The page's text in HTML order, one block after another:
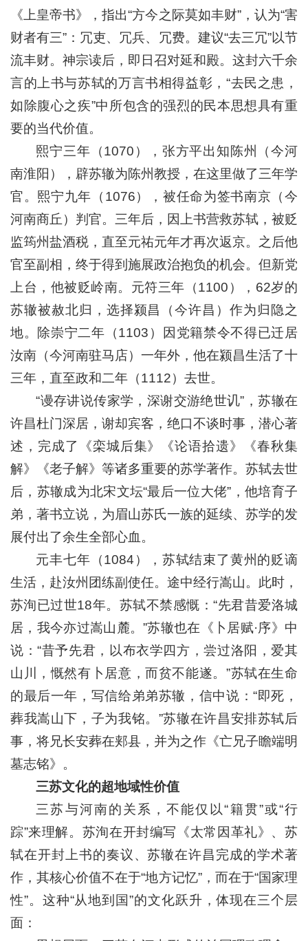
《上皇帝书》，指出“方今之际莫如丰财”，认为“害
财者有三”：冗吏、冗兵、冗费。建议“去三冗”以节
流丰财。神宗读后，即日召对延和殿。这封六千余
言的上书与苏轼的万言书相得益彰，“去民之患，
如除腹心之疾”中所包含的强烈的民本思想具有重
要的当代价值。
熙宁三年（1070），张方平出知陈州（今河
南淮阳），辟苏辙为陈州教授，在这里做了三年学
官。熙宁九年（1076），被任命为签书南京（今
河南商丘）判官。三年后，因上书营救苏轼，被贬
监筠州盐酒税，直至元祐元年才再次返京。之后他
官至副相，终于得到施展政治抱负的机会。但新党
上台，他被贬岭南。元符三年（1100），62岁的
苏辙被赦北归，选择颍昌（今许昌）作为归隐之
地。除崇宁二年（1103）因党籍禁令不得已迁居
汝南（今河南驻马店）一年外，他在颍昌生活了十
三年，直至政和二年（1112）去世。
“谩存讲说传家学，深谢交游绝世讥”，苏辙在
许昌杜门深居，谢却宾客，绝口不谈时事，潜心著
述，完成了《栾城后集》《论语拾遗》《春秋集
解》《老子解》等诸多重要的苏学著作。苏轼去世
后，苏辙成为北宋文坛“最后一位大佬”，他培育子
弟，著书立说，为眉山苏氏一族的延续、苏学的发
展付出了余生全部心血。
元丰七年（1084），苏轼结束了黄州的贬谪
生活，赴汝州团练副使任。途中经行嵩山。此时，
苏洵已过世18年。苏轼不禁感慨：“先君昔爱洛城
居，我今亦过嵩山麓。”苏辙也在《卜居赋·序》中
说：“昔予先君，以布衣学四方，尝过洛阳，爱其
山川，慨然有卜居意，而贫不能遂。”苏轼在生命
的最后一年，写信给弟弟苏辙，信中说：“即死，
葬我嵩山下，子为我铭。”苏辙在许昌安排苏轼后
事，将兄长安葬在郏县，并为之作《亡兄子瞻端明
墓志铭》。
三苏文化的超地域性价值
三苏与河南的关系，不能仅以“籍贯”或“行
踪”来理解。苏洵在开封编写《太常因革礼》、苏
轼在开封上书的奏议、苏辙在许昌完成的学术著
作，其核心价值不在于“地方记忆”，而在于“国家理
性”。这种“从地到国”的文化跃升，体现在三个层
面：